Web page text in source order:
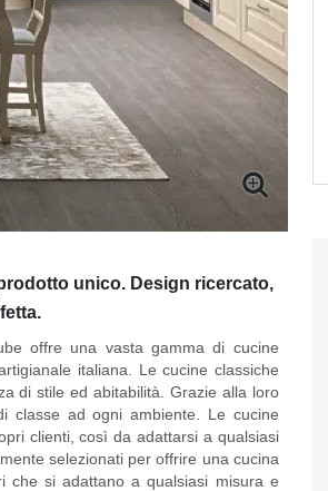
unico. Design ricercato,
offre una vasta gamma di cucine
italiana. Le cucine classiche
di stile ed abitabilità. Grazie alla loro
classe ad ogni ambiente. Le cucine
clienti, così da adattarsi a qualsiasi
selezionati per offrire una cucina
che si adattano a qualsiasi misura e